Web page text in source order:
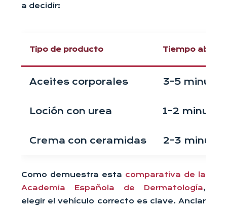
a decidir:
Tipo de producto Tiempo
Aceites corporales 3-5 minutos
Loción con urea 1-2 minutos
Crema con ceramidas 2-3
Como demuestra esta comparativa de la
Academia Española de Dermatología,
elegir el vehículo correcto es clave. Anclar